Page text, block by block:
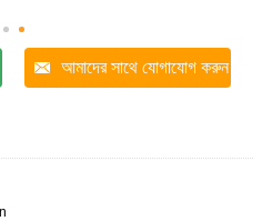
আমাদের সাথে যোগাযোগ করুন